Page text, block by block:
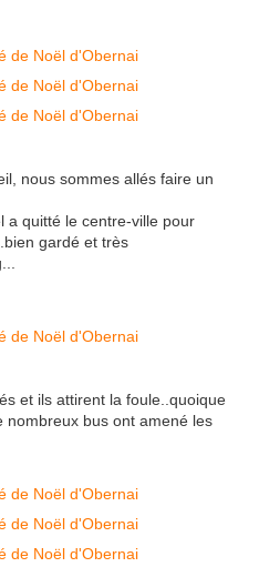
nous sommes allés faire un
a quitté le centre-ville pour
gardé et très
et ils attirent la foule..quoique
nombreux bus ont amené les